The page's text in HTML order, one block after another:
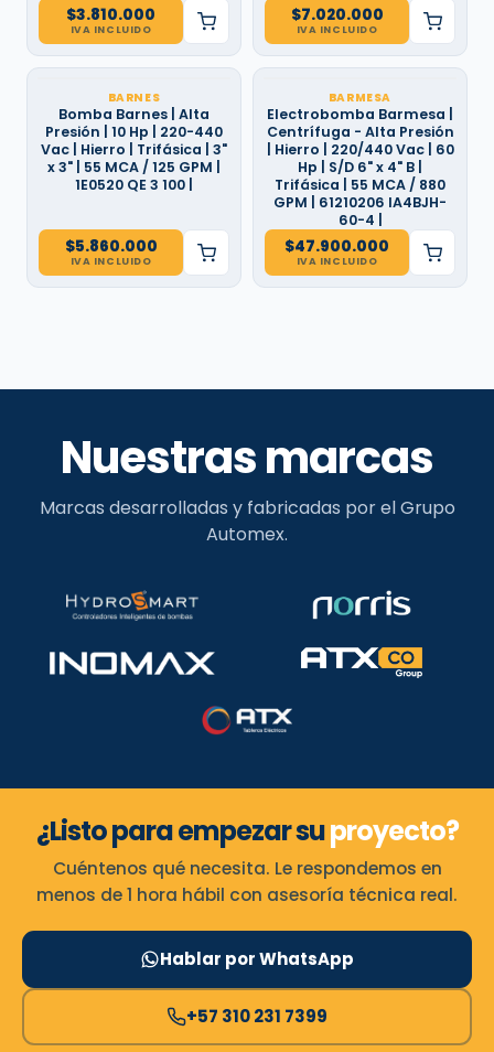
$3.810.000
IVA INCLUIDO
$7.020.000
IVA INCLUIDO
BARNES
Bomba Barnes | Alta
Presión | 10 Hp | 220-440
Vac | Hierro | Trifásica | 3"
x 3" | 55 MCA / 125 GPM |
1E0520 QE 3 100 |
$5.860.000
IVA INCLUIDO
BARMESA
Electrobomba Barmesa |
Centrífuga - Alta Presión
| Hierro | 220/440 Vac | 60
Hp | S/D 6" x 4" B |
Trifásica | 55 MCA / 880
GPM | 61210206 IA4BJH-
60-4 |
$47.900.000
IVA INCLUIDO
Nuestras marcas
Marcas desarrolladas y fabricadas por el Grupo
Automex.
¿Listo para empezar suproyecto?
Cuéntenos qué necesita. Le respondemos en
menos de 1 hora hábil con asesoría técnica real.
Hablar por WhatsApp
+57 310 231 7399